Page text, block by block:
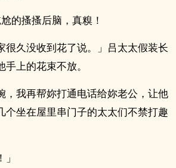
的搔搔后脑，真糗！
很久没收到花了说。」吕太太假装长
上的花束不放。
，我再帮妳打通电话给妳老公，让他
个坐在屋里串门子的太太们不禁打趣